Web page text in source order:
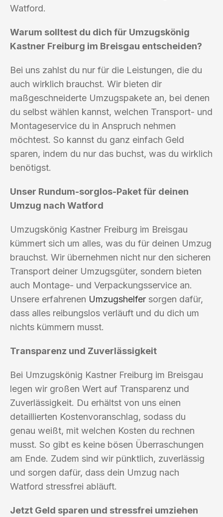
Watford.
Warum solltest du dich für Umzugskönig
Kastner Freiburg im Breisgau entscheiden?
Bei uns zahlst du nur für die Leistungen, die du
auch wirklich brauchst. Wir bieten dir
maßgeschneiderte Umzugspakete an, bei denen
du selbst wählen kannst, welchen Transport- und
Montageservice du in Anspruch nehmen
möchtest. So kannst du ganz einfach Geld
sparen, indem du nur das buchst, was du wirklich
benötigst.
Unser Rundum-sorglos-Paket für deinen
Umzug nach Watford
Umzugskönig Kastner Freiburg im Breisgau
kümmert sich um alles, was du für deinen Umzug
brauchst. Wir übernehmen nicht nur den sicheren
Transport deiner Umzugsgüter, sondern bieten
auch Montage- und Verpackungsservice an.
Unsere erfahrenen Umzugshelfer sorgen dafür,
dass alles reibungslos verläuft und du dich um
nichts kümmern musst.
Transparenz und Zuverlässigkeit
Bei Umzugskönig Kastner Freiburg im Breisgau
legen wir großen Wert auf Transparenz und
Zuverlässigkeit. Du erhältst von uns einen
detaillierten Kostenvoranschlag, sodass du
genau weißt, mit welchen Kosten du rechnen
musst. So gibt es keine bösen Überraschungen
am Ende. Zudem sind wir pünktlich, zuverlässig
und sorgen dafür, dass dein Umzug nach
Watford stressfrei abläuft.
Jetzt Geld sparen und stressfrei umziehen